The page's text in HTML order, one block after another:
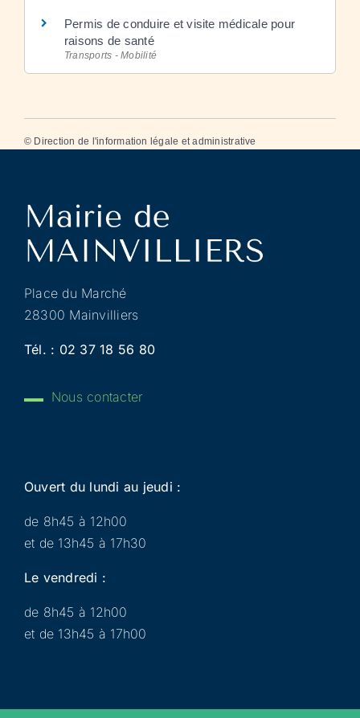
Permis de conduire et visite médicale pour
raisons de santé
Transports - Mobilité
© Direction de l'information légale et administrative
Place du Marché
28300 Mainvilliers
Tél. : 02 37 18 56 80
Nous contacter
Ouvert du lundi au jeudi :
de 8h45 à 12h00
et de 13h45 à 17h30
Le vendredi :
de 8h45 à 12h00
et de 13h45 à 17h00